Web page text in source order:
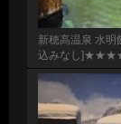
新穂高温泉 水明
込みなし